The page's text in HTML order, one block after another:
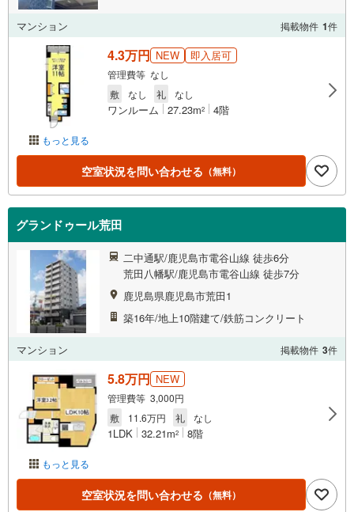
マンション 掲載物件 1件
もっと見る
4.3万円 NEW 即入居可
管理費等 なし
敷
なし 礼 なし
ワンルーム 27.23m2 4階
空室状況を問い合わせる （無料）
グランドゥール荒田
二中通駅/鹿児島市電谷山線 徒歩6分
荒田八幡駅/鹿児島市電谷山線 徒歩7分
鹿児島県鹿児島市荒田1
築16年/地上10階建て/鉄筋コンクリート
マンション 掲載物件 3件
もっと見る
5.8万円 NEW
管理費等 3,000円
敷
11.6万円 礼 なし
1LDK 32.21m2 8階
空室状況を問い合わせる （無料）